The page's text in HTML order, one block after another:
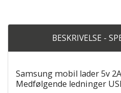
BESKRIVELSE -
Samsung mobil lader 5v 2A
Medfølgende ledninger